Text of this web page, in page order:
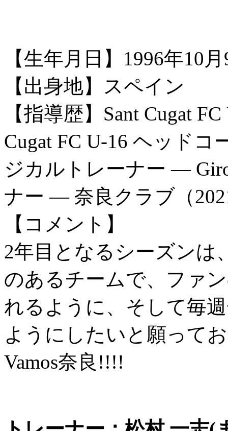
【生年月日】1996年10
【出身地】スペイン
【指導歴】Sant Cugat
Cugat FC U-16 ヘッドコ
ジカルトレーナー ―
ナー ― 奈良クラブ（
【コメント】
2年目となるシーズンは
のあるチームで、ファ
れるように、そして毎
ようにしたいと願って
Vamos奈良!!!!